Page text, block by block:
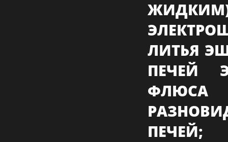
ЛИТЬЯ
ПЕЧЕЙ
ПЕЧЕЙ;